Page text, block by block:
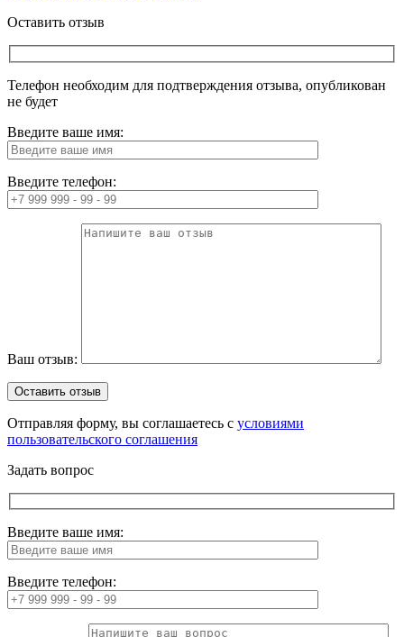
Оставить отзыв
Телефон необходим для подтверждения отзыва, опубликован
не будет
Введите ваше имя:
Введите телефон:
Ваш отзыв:
Отправляя форму, вы соглашаетесь с условиями
пользовательского соглашения
Задать вопрос
Введите ваше имя:
Введите телефон: